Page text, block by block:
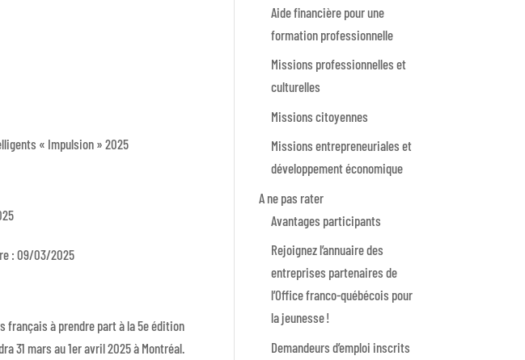
« Impulsion » 2025
: 09/03/2025
français à prendre part à la 5e édition
31 mars au 1er avril 2025 à Montréal.
Aide financière pour une
formation professionnelle
Missions professionnelles et
culturelles
Missions citoyennes
Missions entrepreneuriales et
développement économique
A ne pas rater
Avantages participants
Rejoignez l’annuaire des
entreprises partenaires de
l’Office franco-québécois pour
la jeunesse !
Demandeurs d’emploi inscrits